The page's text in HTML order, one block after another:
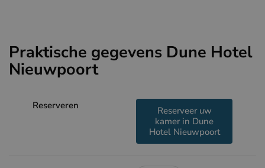
Praktische gegevens Dune Hotel
Nieuwpoort
Reserveren
Reserveer uw
kamer in Dune
Hotel Nieuwpoort